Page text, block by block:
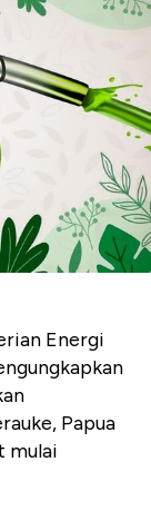
Energi
Papua
mulai